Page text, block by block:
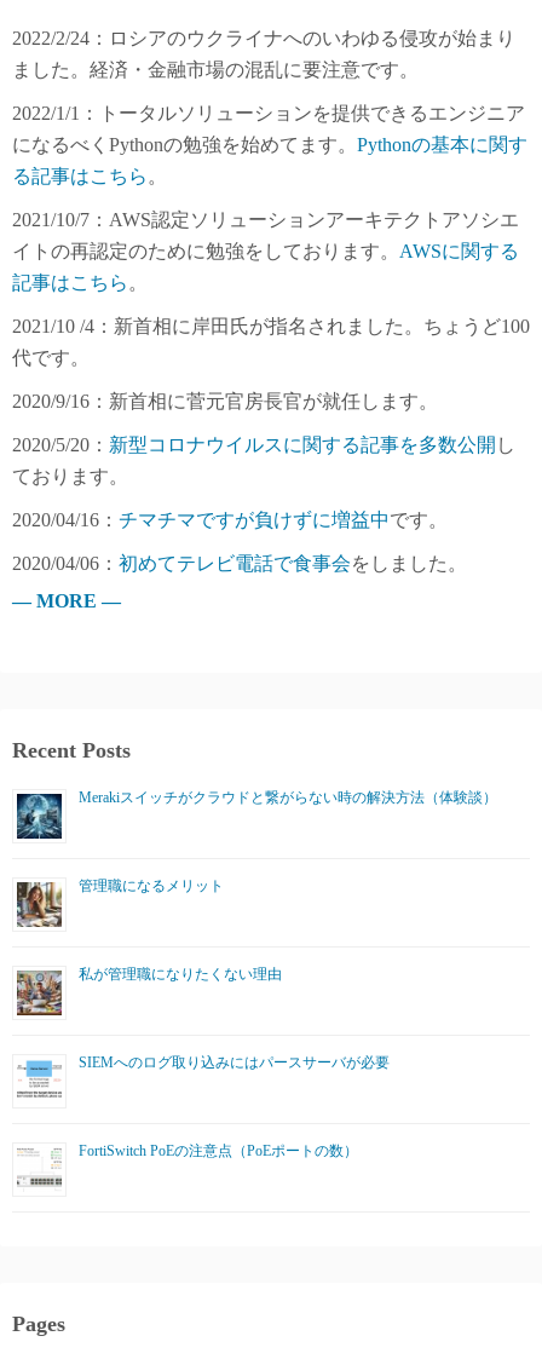
2022/2/24：ロシアのウクライナへのいわゆる侵攻が始まり
ました。経済・金融市場の混乱に要注意です。
2022/1/1：トータルソリューションを提供できるエンジニア
になるべくPythonの勉強を始めてます。 Pythonの基本に関す
る記事はこちら 。
2021/10/7：AWS認定ソリューションアーキテクトアソシエ
イトの再認定のために勉強をしております。 AWSに関する
記事はこちら 。
2021/10 /4：新首相に岸田氏が指名されました。ちょうど100
代です。
2020/9/16：新首相に菅元官房長官が就任します。
2020/5/20： 新型コロナウイルスに関する記事を多数公開 し
ております。
2020/04/16： チマチマですが負けずに増益中です。
2020/04/06： 初めてテレビ電話で食事会をしました。
— MORE —
Recent Posts
Merakiスイッチがクラウドと繋がらない時の解決方法（体験談）
管理職になるメリット
私が管理職になりたくない理由
SIEMへのログ取り込みにはパースサーバが必要
FortiSwitch PoEの注意点（PoEポートの数）
Pages